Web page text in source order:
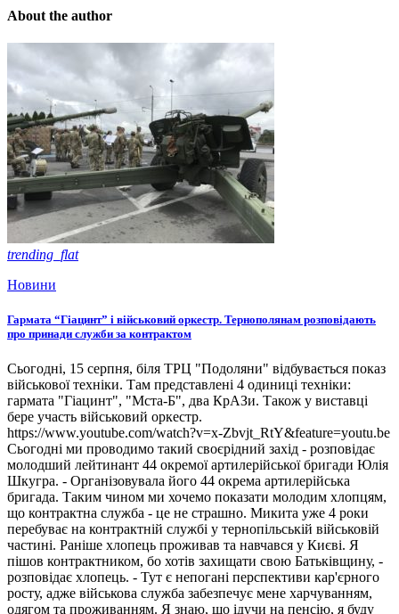
About the author
trending_flat
Новини
Гармата “Гіацинт” і військовий оркестр. Тернополянам розповідають
про принади служби за контрактом
Сьогодні, 15 серпня, біля ТРЦ "Подоляни" відбувається показ
військової техніки. Там представлені 4 одиниці техніки:
гармата "Гіацинт", "Мста-Б", два КрАЗи. Також у виставці
бере участь військовий оркестр.
https://www.youtube.com/watch?v=x-Zbvjt_RtY&feature=youtu.be
Сьогодні ми проводимо такий своєрідний захід - розповідає
молодший лейтинант 44 окремої артилерійської бригади Юлія
Шкугра. - Організовувала його 44 окрема артилерійська
бригада. Таким чином ми хочемо показати молодим хлопцям,
що контрактна служба - це не страшно. Микита уже 4 роки
перебуває на контрактній службі у тернопільській військовій
частині. Раніше хлопець проживав та навчався у Києві. Я
пішов контрактником, бо хотів захищати свою Батьківщину, -
розповідає хлопець. - Тут є непогані перспективи кар'єрного
росту, адже військова служба забезпечує мене харчуванням,
одягом та проживанням. Я знаю, що ідучи на пенсію, я буду